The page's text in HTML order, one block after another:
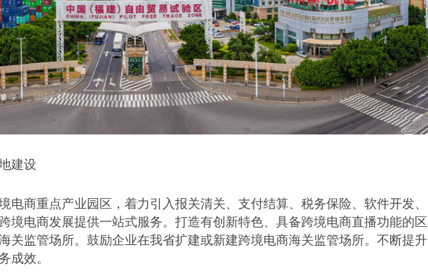
建设
电商重点产业园区，着力引入报关清关、支付结算、税务保险、软件开发、
境电商发展提供一站式服务。打造有创新特色、具备跨境电商直播功能的区
关监管场所。鼓励企业在我省扩建或新建跨境电商海关监管场所。不断提升
成效。